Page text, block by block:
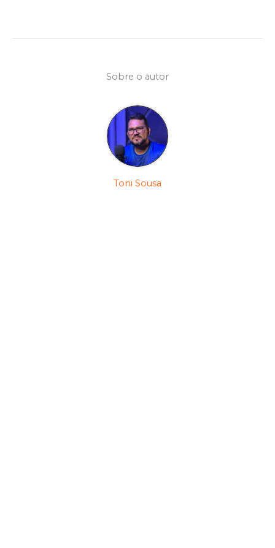
Sobre o autor
Toni Sousa